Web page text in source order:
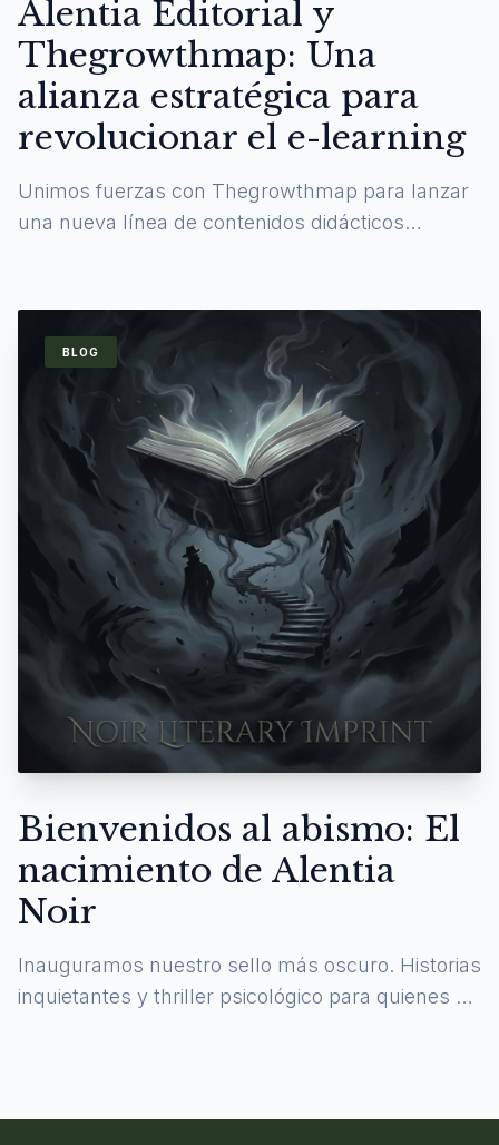
Alentia Editorial y
Thegrowthmap: Una
alianza estratégica para
revolucionar el e-learning
Unimos fuerzas con Thegrowthmap para lanzar
una nueva línea de contenidos didácticos
BLOG
Bienvenidos al abismo: El
nacimiento de Alentia
Noir
Inauguramos nuestro sello más oscuro. Historias
inquietantes y thriller psicológico para quienes se